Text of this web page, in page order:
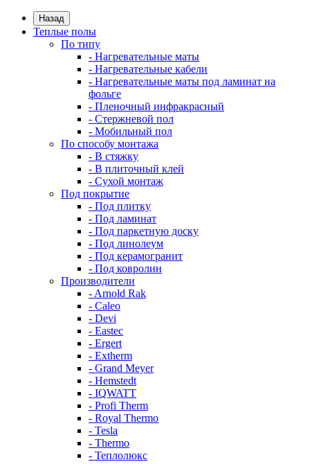
Назад
Теплые полы
По типу
- Нагревательные маты
- Нагревательные кабели
- Нагревательные маты под ламинат на
фольге
- Пленочный инфракрасный
- Стержневой пол
- Мобильный пол
По способу монтажа
- В стяжку
- В плиточный клей
- Сухой монтаж
Под покрытие
- Под плитку
- Под ламинат
- Под паркетную доску
- Под линолеум
- Под керамогранит
- Под ковролин
Производители
- Arnold Rak
- Caleo
- Devi
- Eastec
- Ergert
- Extherm
- Grand Meyer
- Hemstedt
- IQWATT
- Profi Therm
- Royal Thermo
- Tesla
- Thermo
- Теплолюкс